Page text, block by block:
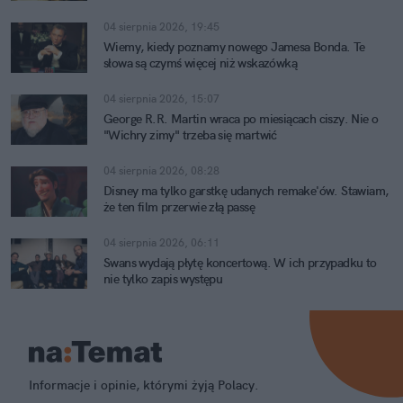
04 sierpnia 2026, 19:45
Wiemy, kiedy poznamy nowego Jamesa Bonda. Te
słowa są czymś więcej niż wskazówką
04 sierpnia 2026, 15:07
George R.R. Martin wraca po miesiącach ciszy. Nie o
"Wichry zimy" trzeba się martwić
04 sierpnia 2026, 08:28
Disney ma tylko garstkę udanych remake'ów. Stawiam,
że ten film przerwie złą passę
04 sierpnia 2026, 06:11
Swans wydają płytę koncertową. W ich przypadku to
nie tylko zapis występu
Informacje i opinie, którymi żyją Polacy.